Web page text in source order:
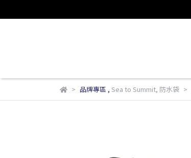
品牌專區 , Sea to Summit, 防水袋